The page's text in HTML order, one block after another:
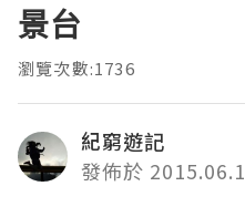
景台
瀏覽次數:1736
紀窮遊記
發佈於